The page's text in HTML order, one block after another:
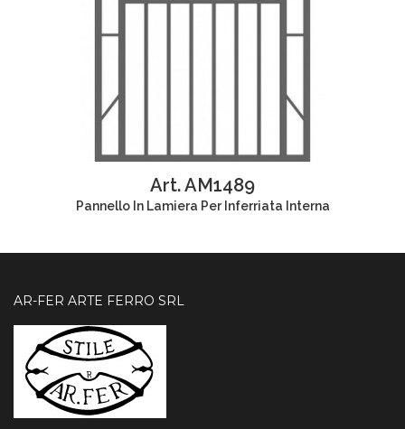
Art. AM1489
Pannello In Lamiera Per Inferriata Interna
AR-FER ARTE FERRO SRL